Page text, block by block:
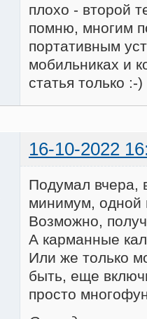
плохо - второй
помню, многим
портативным
мобильниках и
статья только :-)
16-10-2022
Подумал вчера,
минимум, одной
Возможно,
А карманные
Или же только
быть, еще
просто